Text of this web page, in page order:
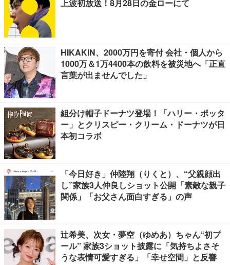
上波初放送！8月28日の金ローにて
HIKAKIN、2000万円を寄付 会社・個人から
1000万＆1万4400本の飲料を被災地へ「正直
言葉が出ませんでした」
組分け帽子ドーナツ登場！「ハリー・ポッタ
ー」とクリスピー・クリーム・ドーナツが日
本初コラボ
「今日好き」仲陸翔（りくと）、“父親顔出
し”家族3人仲良しショット公開「素敵な親子
関係」「お父さん面白すぎる」の声
辻希美、次女・夢空（ゆめあ）ちゃん“初プ
ール” 家族3ショット披露に「気持ちよさそ
うな表情可愛すぎる」「幸せ空間」と反響